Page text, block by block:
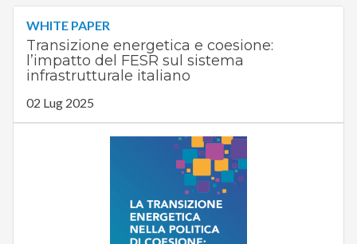
WHITE PAPER
Transizione energetica e coesione:
l’impatto del FESR sul sistema
infrastrutturale italiano
02 Lug 2025